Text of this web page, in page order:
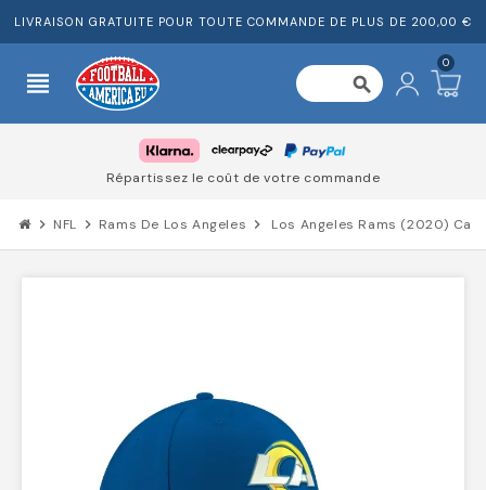
LIVRAISON GRATUITE POUR TOUTE COMMANDE DE PLUS DE 200,00 €
view_headline search
0
Répartissez le coût de votre commande
chevron_right NFL chevron_right Rams De Los Angeles chevron_right Los Angeles Rams (2020)